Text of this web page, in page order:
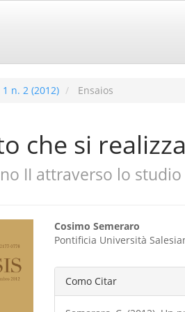
1 n. 2 (2012) Ensaios
che si realizza
II attraverso lo
Conteúdo
do
artigo
principal
Cosimo Semeraro
Pontificia Università
Detalhes
do
Como Citar